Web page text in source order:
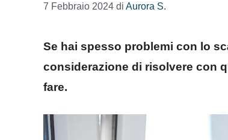
7 Febbraio 2024 di Aurora S.
Se hai spesso problemi con lo
considerazione di risolvere con
fare.